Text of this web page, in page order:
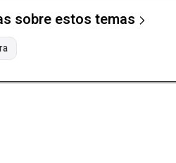
sobre estos temas